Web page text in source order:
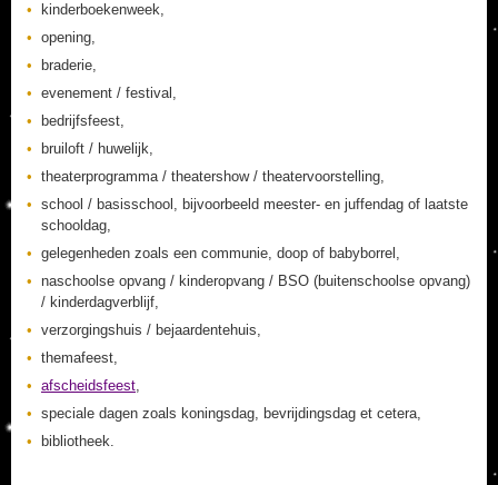
kinderboekenweek,
opening,
braderie,
evenement / festival,
bedrijfsfeest,
bruiloft / huwelijk,
theaterprogramma / theatershow / theatervoorstelling,
school / basisschool, bijvoorbeeld meester- en juffendag of laatste
schooldag,
gelegenheden zoals een communie, doop of babyborrel,
naschoolse opvang / kinderopvang / BSO (buitenschoolse opvang)
/ kinderdagverblijf,
verzorgingshuis / bejaardentehuis,
themafeest,
afscheidsfeest,
speciale dagen zoals koningsdag, bevrijdingsdag et cetera,
bibliotheek.